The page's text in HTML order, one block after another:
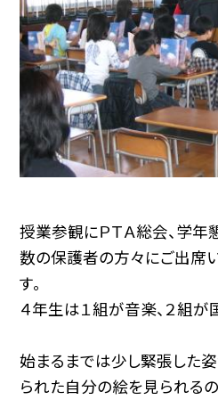
授業参観にＰＴＡ総会、学年
数の保護者の方々にご出席
す。
４年生は１組が音楽、２組が
始まるまでは少し緊張した
られた自分の絵を見られる